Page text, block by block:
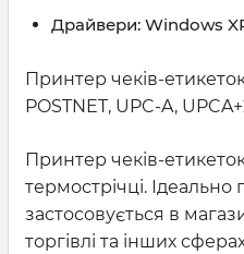
Драйвери: Windows
Принтер чеків-
POSTNET, UPC-A,
Принтер чеків-
термострічці.
застосовується в
торгівлі та інших